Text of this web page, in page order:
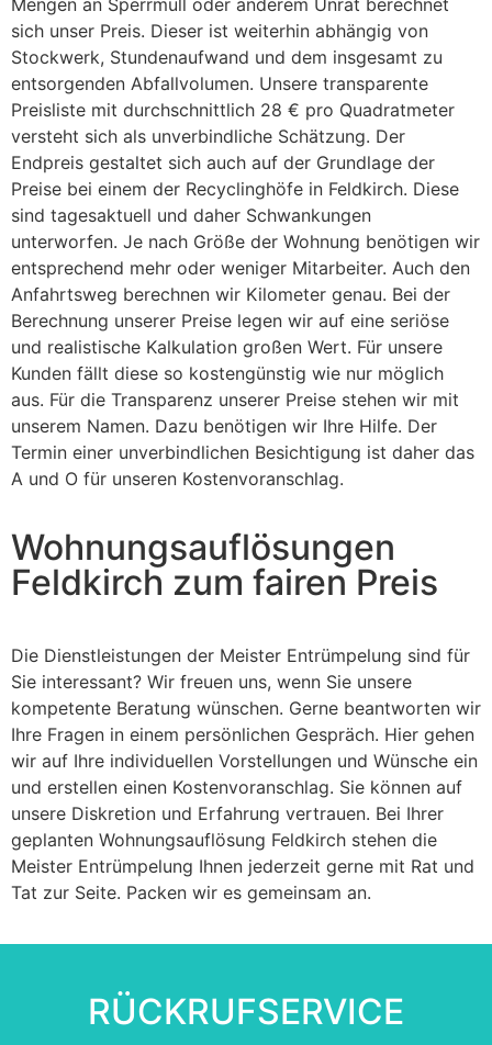
sich unser Preis. Dieser ist weiterhin abhängig von
Stockwerk, Stundenaufwand und dem insgesamt zu
entsorgenden Abfallvolumen. Unsere transparente
Preisliste mit durchschnittlich 28 € pro Quadratmeter
versteht sich als unverbindliche Schätzung. Der
Endpreis gestaltet sich auch auf der Grundlage der
Preise bei einem der Recyclinghöfe in Feldkirch. Diese
sind tagesaktuell und daher Schwankungen
unterworfen. Je nach Größe der Wohnung benötigen wir
entsprechend mehr oder weniger Mitarbeiter. Auch den
Anfahrtsweg berechnen wir Kilometer genau. Bei der
Berechnung unserer Preise legen wir auf eine seriöse
und realistische Kalkulation großen Wert. Für unsere
Kunden fällt diese so kostengünstig wie nur möglich
aus. Für die Transparenz unserer Preise stehen wir mit
unserem Namen. Dazu benötigen wir Ihre Hilfe. Der
Termin einer unverbindlichen Besichtigung ist daher das
A und O für unseren Kostenvoranschlag.
Wohnungsauflösungen
Feldkirch zum fairen Preis
Die Dienstleistungen der Meister Entrümpelung sind für
Sie interessant? Wir freuen uns, wenn Sie unsere
kompetente Beratung wünschen. Gerne beantworten wir
Ihre Fragen in einem persönlichen Gespräch. Hier gehen
wir auf Ihre individuellen Vorstellungen und Wünsche ein
und erstellen einen Kostenvoranschlag. Sie können auf
unsere Diskretion und Erfahrung vertrauen. Bei Ihrer
geplanten Wohnungsauflösung Feldkirch stehen die
Meister Entrümpelung Ihnen jederzeit gerne mit Rat und
Tat zur Seite. Packen wir es gemeinsam an.
RÜCKRUFSERVICE